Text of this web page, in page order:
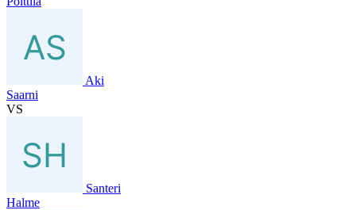
Aki
Saarni
VS
Santeri
Halme